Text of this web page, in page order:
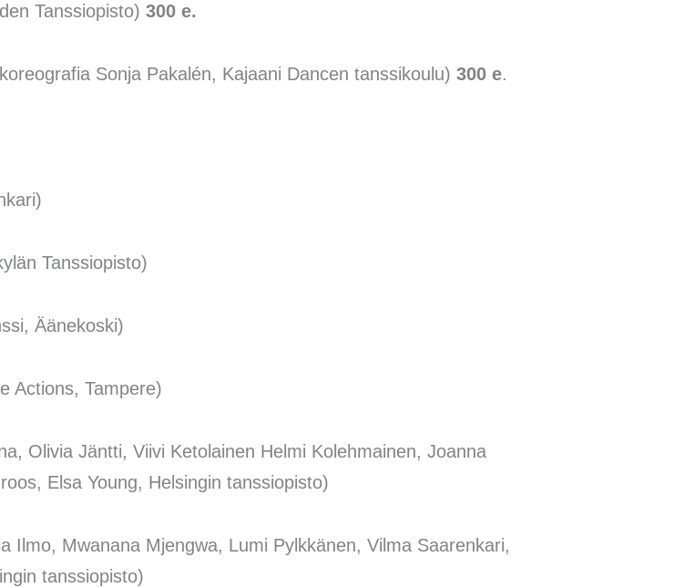
Tanssiopisto)300 e.
Sonja Pakalén, Kajaani Dancen tanssikoulu)300 e.
Tanssiopisto)
Äänekoski)
Actions, Tampere)
Olivia Jäntti, Viivi Ketolainen Helmi Kolehmainen, Joanna
Elsa Young, Helsingin tanssiopisto)
Ilmo, Mwanana Mjengwa, Lumi Pylkkänen, Vilma Saarenkari,
tanssiopisto)